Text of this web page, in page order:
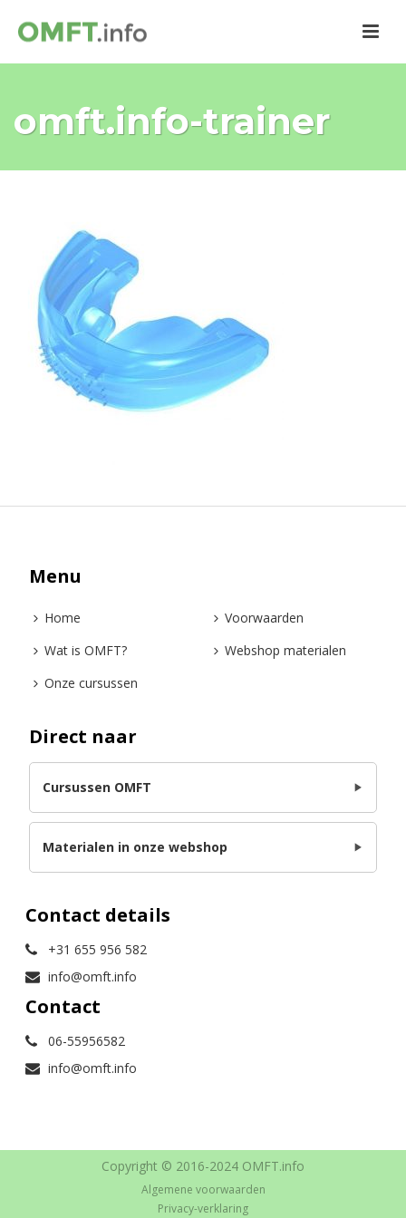
omft.info-trainer
Menu
Home
Wat is OMFT?
Onze cursussen
Voorwaarden
Webshop materialen
Direct naar
Cursussen OMFT
Materialen in onze webshop
Contact details
+31 655 956 582
info@omft.info
Contact
06-55956582
info@omft.info
Copyright © 2016-2024 OMFT.info
Algemene voorwaarden
Privacy-verklaring